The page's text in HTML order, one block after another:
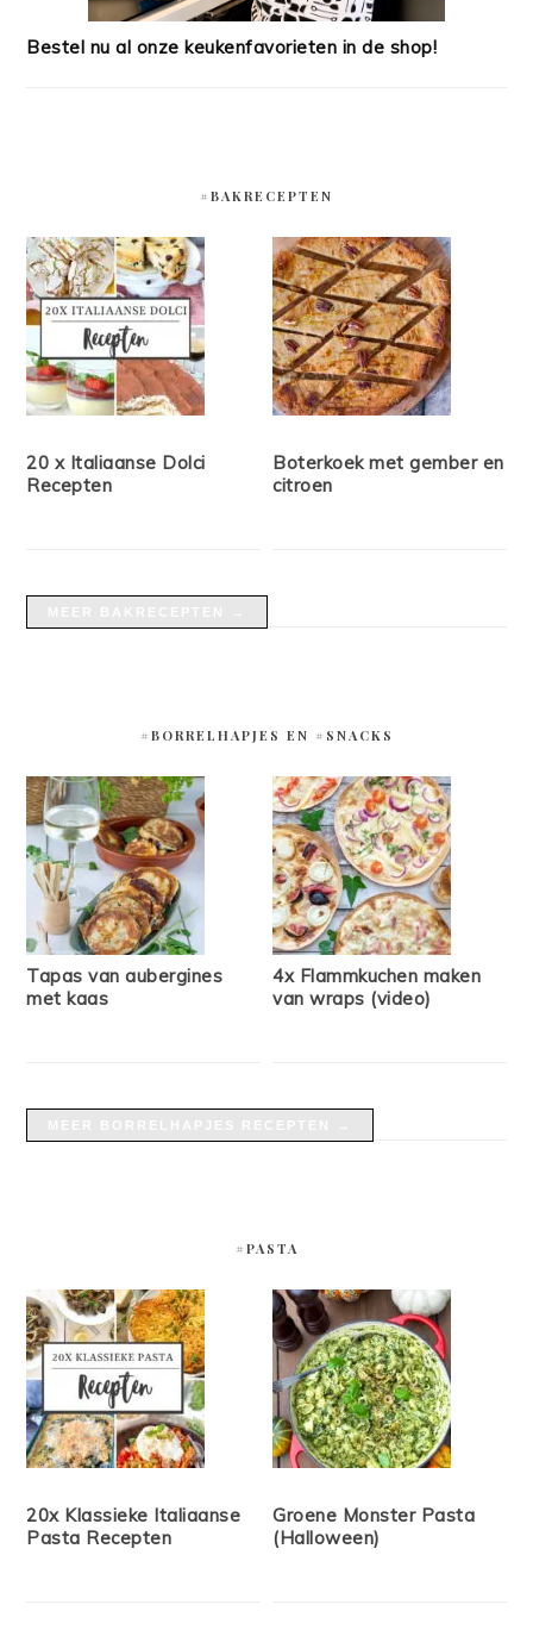
Bestel nu al onze keukenfavorieten in de shop!
#BAKRECEPTEN
20 x Italiaanse Dolci
Recepten
Boterkoek met gember en
citroen
#BORRELHAPJES EN #SNACKS
Tapas van aubergines
met kaas
4x Flammkuchen maken
van wraps (video)
#PASTA
20x Klassieke Italiaanse
Pasta Recepten
Groene Monster Pasta
(Halloween)